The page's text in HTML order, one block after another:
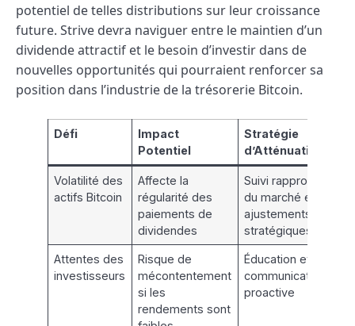
potentiel de telles distributions sur leur croissance
future. Strive devra naviguer entre le maintien d’un
dividende attractif et le besoin d’investir dans de
nouvelles opportunités qui pourraient renforcer sa
position dans l’industrie de la trésorerie Bitcoin.
Défi
Impact
Potentiel
Stratégie
d’Atténuation
Volatilité des
actifs Bitcoin
Affecte la
régularité des
paiements de
dividendes
Suivi rapproché
du marché et
ajustements
stratégiques
Attentes des
investisseurs
Risque de
mécontentement
si les
rendements sont
Éducation et
communication
proactive